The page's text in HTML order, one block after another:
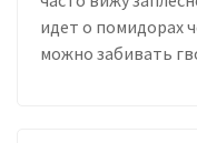
идет о помидорах
можно забивать